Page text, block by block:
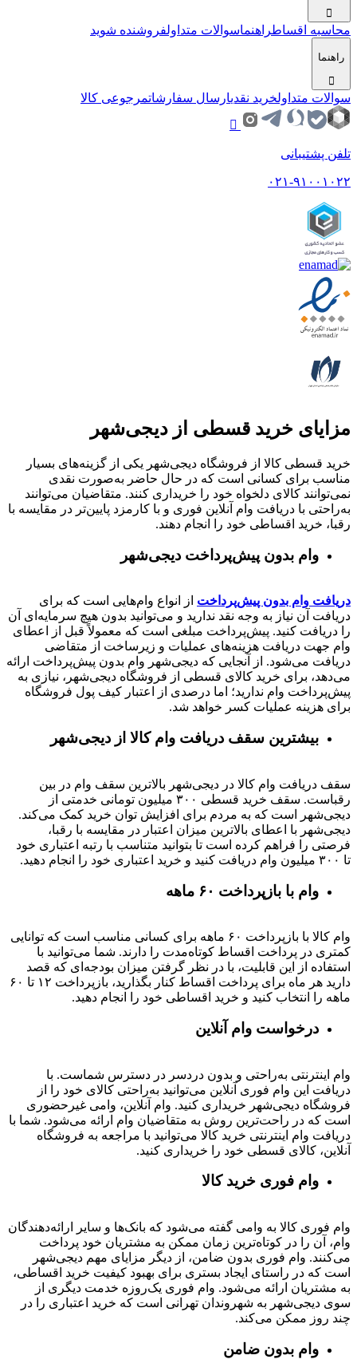
محاسبه اقساطراهنماسوالات متداولفروشنده شوید
راهنما
سوالات متداولخرید نقدیارسال سفارشاتمرجوعی کالا
تلفن پشتیبانی
۰۲۱-۹۱۰۰۱۰۲۲
مزایای خرید قسطی از دیجی‌شهر
خرید قسطی کالا از فروشگاه دیجی‌شهر یکی از گزینه‌های بسیار
مناسب برای کسانی است که در حال حاضر به‌صورت نقدی
نمی‌توانند کالای دلخواه خود را خریداری کنند. متقاضیان می‌توانند
به‌راحتی با دریافت وام آنلاین فوری و با کارمزد پایین‌تر در مقایسه با
رقبا، خرید اقساطی خود را انجام دهند.
وام بدون پیش‌پرداخت‌ دیجی‌شهر
دریافت وام بدون پیش‌پرداخت از انواع وام‌هایی است که برای
دریافت آن نیاز به وجه نقد ندارید و می‌توانید بدون هیچ سرمایه‌ای آن
را دریافت کنید. پیش‌پرداخت مبلغی است که معمولاً قبل از اعطای
وام جهت دریافت هزینه‌های عملیات و زیرساخت از متقاضی
دریافت می‌شود. از آنجایی که دیجی‌شهر وام بدون پیش‌پرداخت ارائه
می‌دهد، برای خرید کالای قسطی از فروشگاه دیجی‌شهر، نیازی به
پیش‌پرداخت وام ندارید؛ اما درصدی از اعتبار کیف پول فروشگاه
برای هزینه عملیات کسر خواهد شد.
بیشترین سقف دریافت وام کالا از دیجی‌شهر
سقف دریافت وام کالا در دیجی‌شهر بالاترین سقف وام در بین
رقباست. سقف خرید قسطی ۳۰۰ میلیون تومانی خدمتی از
دیجی‌شهر است که به مردم برای افزایش توان خرید کمک می‌کند.
دیجی‌شهر با اعطای بالاترین میزان اعتبار در مقایسه با رقبا،
فرصتی را فراهم کرده است تا بتوانید متناسب با رتبه اعتباری خود
تا ۳۰۰ میلیون وام دریافت کنید و خرید اعتباری خود را انجام دهید.
وام با بازپرداخت ۶۰ ماهه
وام کالا با بازپرداخت ۶۰ ماهه برای کسانی مناسب است که توانایی
کمتری در پرداخت اقساط کوتاه‌مدت را دارند. شما می‌توانید با
استفاده از این قابلیت، با در نظر گرفتن میزان بودجه‌ای که قصد
دارید هر ماه برای پرداخت اقساط کنار بگذارید، بازپرداخت ۱۲ تا ۶۰
ماهه را انتخاب کنید و خرید اقساطی خود را انجام دهید.
درخواست وام آنلاین
وام اینترنتی به‌راحتی و بدون دردسر در دسترس شماست. با
دریافت این وام فوری آنلاین می‌توانید به‌راحتی کالای خود را از
فروشگاه دیجی‌شهر خریداری کنید. وام آنلاین، وامی غیرحضوری
است که در راحت‌ترین روش به متقاضیان وام ارائه می‌شود. شما با
دریافت وام اینترنتی خرید کالا می‌توانید با مراجعه به فروشگاه
آنلاین، کالای قسطی خود را خریداری کنید.
وام فوری خرید کالا
وام فوری کالا به وامی گفته می‌شود که بانک‌ها و سایر ارائه‌دهندگان
وام، آن را در کوتاه‌ترین زمان ممکن به مشتریان خود پرداخت
می‌کنند. وام فوری بدون ضامن، از دیگر مزایای مهم دیجی‌شهر
است که در راستای ایجاد بستری برای بهبود کیفیت خرید اقساطی،
به مشتریان ارائه می‌شود. وام فوری یک‌روزه خدمت دیگری از
سوی دیجی‌شهر به شهروندان تهرانی است که خرید اعتباری را در
چند روز ممکن می‌کند.
وام بدون ضامن